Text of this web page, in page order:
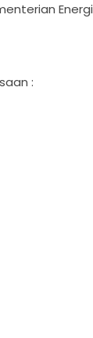
Energi
: